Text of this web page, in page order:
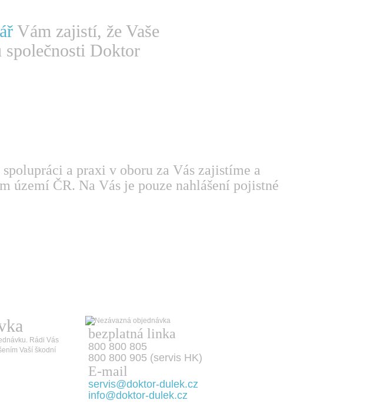
Vám zajistí, že Vaše
společnosti Doktor
a praxi v oboru za Vás zajistíme a
území ČR. Na Vás je pouze nahlášení pojistné
Rádi Vás
Vaší škodní
bezplatná linka
800 800 805
800 800 905 (servis HK)
E-mail
servis@doktor-dulek.cz
info@doktor-dulek.cz